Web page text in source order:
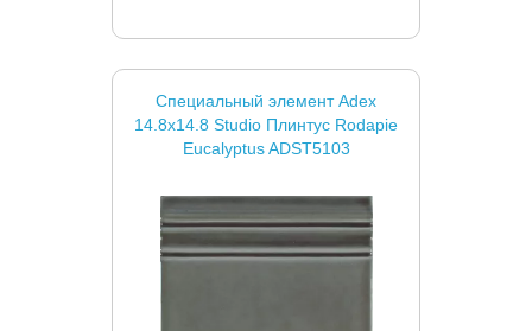
Специальный элемент Adex
14.8x14.8 Studio Плинтус Rodapie
Eucalyptus ADST5103